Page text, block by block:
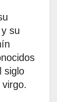
su
siglo